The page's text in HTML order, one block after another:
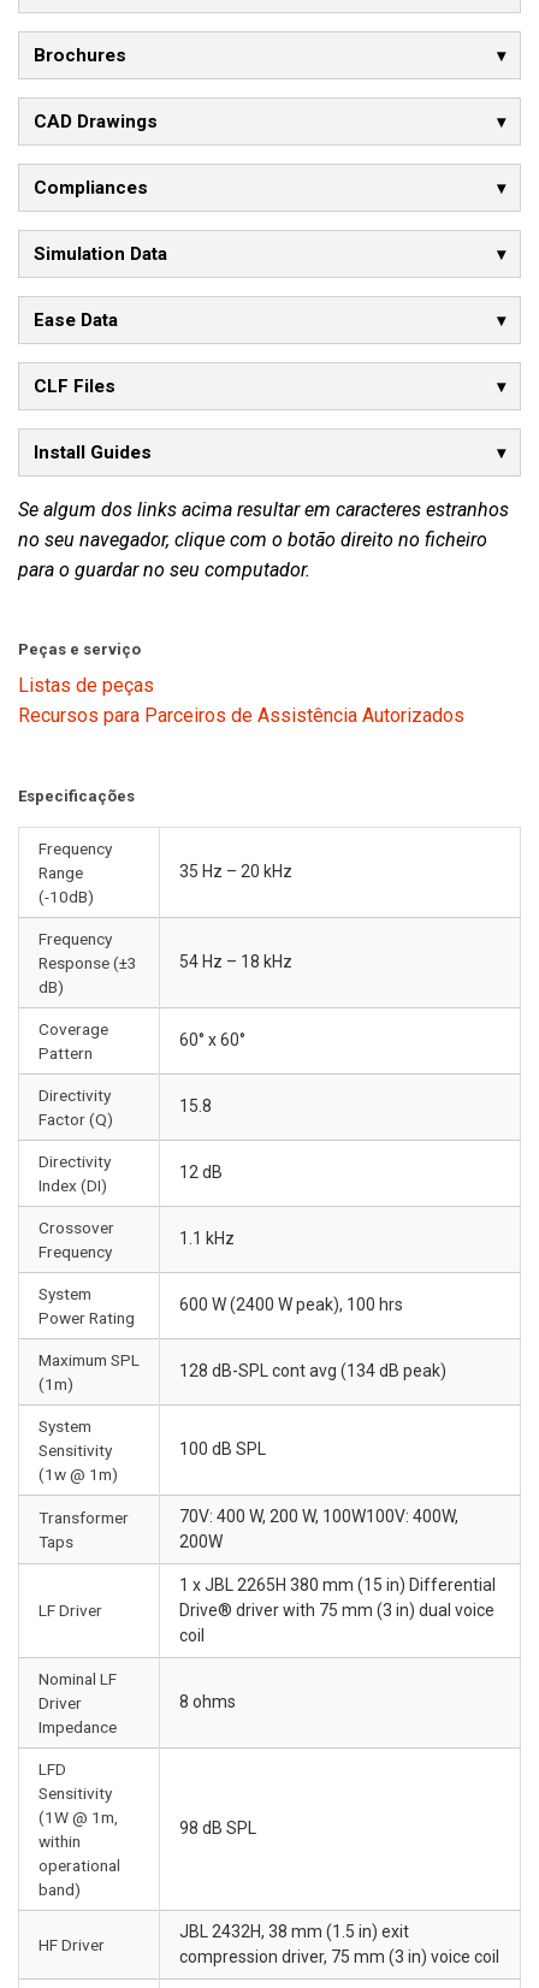
Brochures
CAD Drawings
Compliances
Simulation Data
Ease Data
CLF Files
Install Guides
Se algum dos links acima resultar em caracteres estranhos
no seu navegador, clique com o botão direito no ficheiro
para o guardar no seu computador.
Peças e serviço
Listas de peças
Recursos para Parceiros de Assistência Autorizados
Especificações
Frequency
Range
(-10dB)
35 Hz – 20 kHz
Frequency
Response (±3
dB)
54 Hz – 18 kHz
Coverage
Pattern
60° x 60°
Directivity
Factor (Q)
15.8
Directivity
Index (DI)
12 dB
Crossover
Frequency
1.1 kHz
System
Power Rating
600 W (2400 W peak), 100 hrs
Maximum SPL
(1m)
128 dB-SPL cont avg (134 dB peak)
System
Sensitivity
(1w @ 1m)
100 dB SPL
Transformer
Taps
70V: 400 W, 200 W, 100W100V: 400W,
200W
LF Driver
1 x JBL 2265H 380 mm (15 in) Differential
Drive® driver with 75 mm (3 in) dual voice
coil
Nominal LF
Driver
Impedance
8 ohms
LFD
Sensitivity
(1W @ 1m,
within
operational
band)
98 dB SPL
HF Driver
JBL 2432H, 38 mm (1.5 in) exit
compression driver, 75 mm (3 in) voice coil